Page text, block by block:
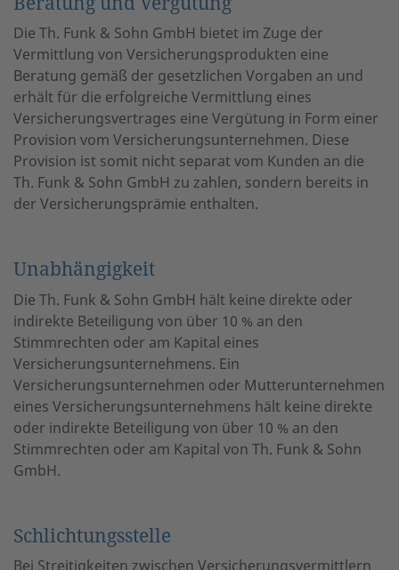
Die Th. Funk & Sohn GmbH bietet im Zuge der
Vermittlung von Versicherungsprodukten eine
Beratung gemäß der gesetzlichen Vorgaben an und
erhält für die erfolgreiche Vermittlung eines
Versicherungsvertrages eine Vergütung in Form einer
Provision vom Versicherungsunternehmen. Diese
Provision ist somit nicht separat vom Kunden an die
Th. Funk & Sohn GmbH zu zahlen, sondern bereits in
der Versicherungsprämie enthalten.
Unabhängigkeit
Die Th. Funk & Sohn GmbH hält keine direkte oder
indirekte Beteiligung von über 10 % an den
Stimmrechten oder am Kapital eines
Versicherungsunternehmens. Ein
Versicherungsunternehmen oder Mutterunternehmen
eines Versicherungsunternehmens hält keine direkte
oder indirekte Beteiligung von über 10 % an den
Stimmrechten oder am Kapital von Th. Funk & Sohn
GmbH.
Schlichtungsstelle
Bei Streitigkeiten zwischen Versicherungsvermittlern